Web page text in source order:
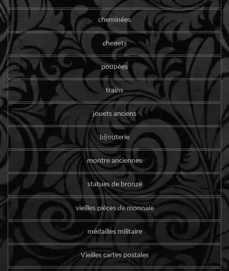
cheminées
chenets
poupées
trains
jouets anciens
bijouterie
montre anciennes
statues de bronze
vieilles pièces de monnaie
médailles militaire
Vieilles cartes postales